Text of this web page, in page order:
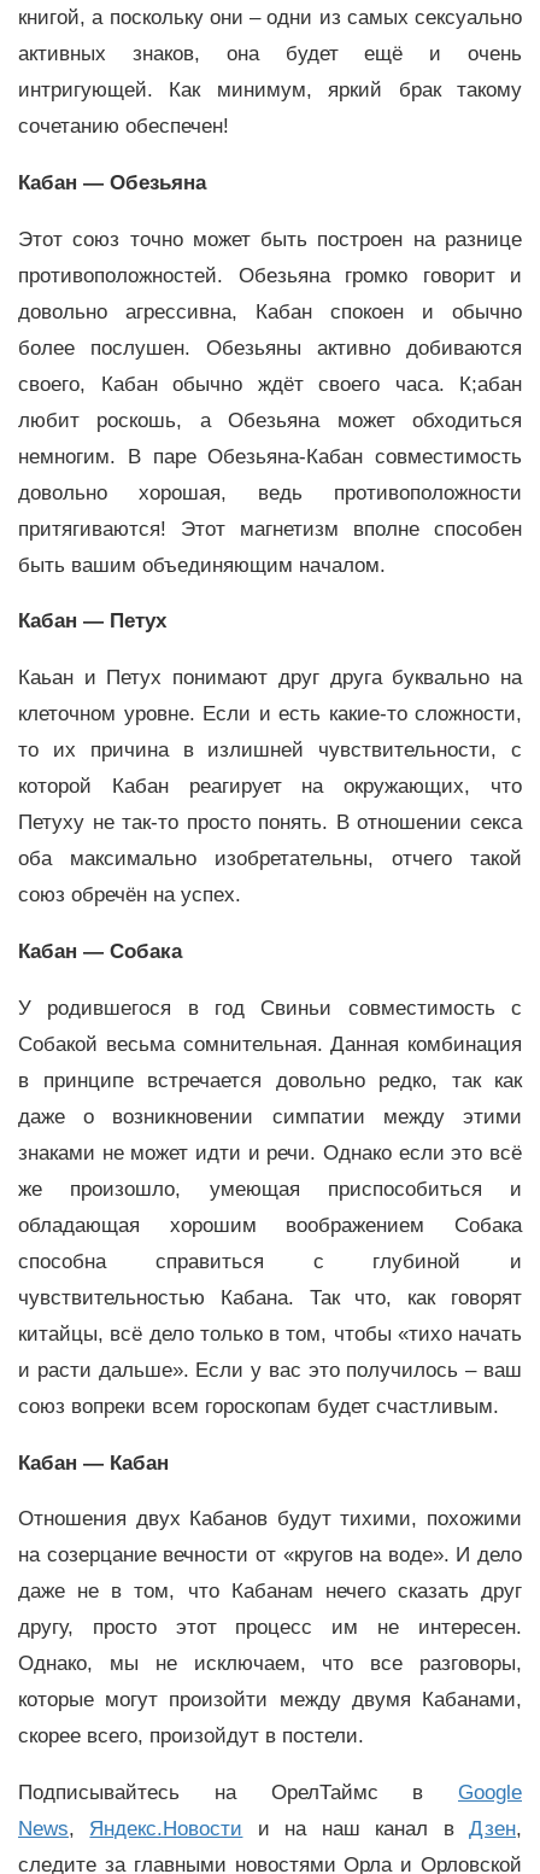
книгой, а поскольку они – одни из самых сексуально
активных знаков, она будет ещё и очень
интригующей. Как минимум, яркий брак такому
сочетанию обеспечен!
Кабан — Обезьяна
Этот союз точно может быть построен на разнице
противоположностей. Обезьяна громко говорит и
довольно агрессивна, Кабан спокоен и обычно
более послушен. Обезьяны активно добиваются
своего, Кабан обычно ждёт своего часа. К;абан
любит роскошь, а Обезьяна может обходиться
немногим. В паре Обезьяна-Кабан совместимость
довольно хорошая, ведь противоположности
притягиваются! Этот магнетизм вполне способен
быть вашим объединяющим началом.
Кабан — Петух
Каьан и Петух понимают друг друга буквально на
клеточном уровне. Если и есть какие-то сложности,
то их причина в излишней чувствительности, с
которой Кабан реагирует на окружающих, что
Петуху не так-то просто понять. В отношении секса
оба максимально изобретательны, отчего такой
союз обречён на успех.
Кабан — Собака
У родившегося в год Свиньи совместимость с
Собакой весьма сомнительная. Данная комбинация
в принципе встречается довольно редко, так как
даже о возникновении симпатии между этими
знаками не может идти и речи. Однако если это всё
же произошло, умеющая приспособиться и
обладающая хорошим воображением Собака
способна справиться с глубиной и
чувствительностью Кабана. Так что, как говорят
китайцы, всё дело только в том, чтобы «тихо начать
и расти дальше». Если у вас это получилось – ваш
союз вопреки всем гороскопам будет счастливым.
Кабан — Кабан
Отношения двух Кабанов будут тихими, похожими
на созерцание вечности от «кругов на воде». И дело
даже не в том, что Кабанам нечего сказать друг
другу, просто этот процесс им не интересен.
Однако, мы не исключаем, что все разговоры,
которые могут произойти между двумя Кабанами,
скорее всего, произойдут в постели.
Подписывайтесь на ОрелТаймс в Google
News, Яндекс.Новости и на наш канал вДзен,
следите за главными новостями Орла и Орловской